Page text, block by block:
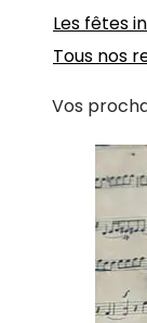
Les fêtes
Tous nos
Vos